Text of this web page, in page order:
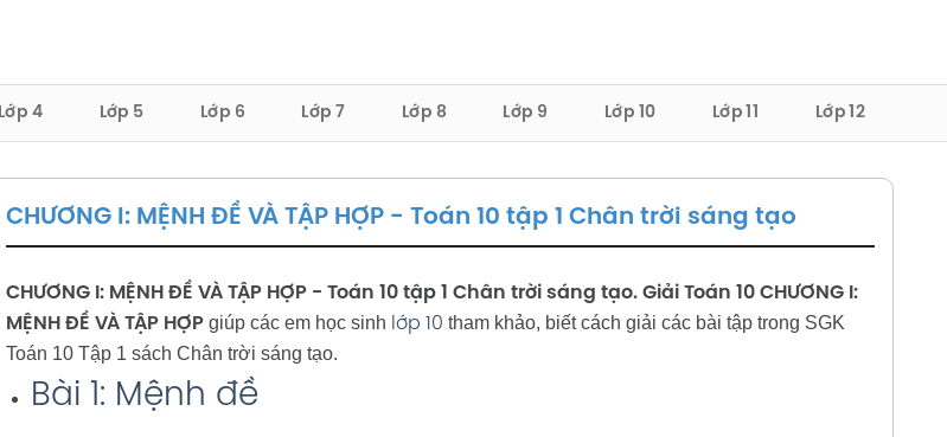
Lớp 4 Lớp 5 Lớp 6 Lớp 7 Lớp 8 Lớp 9 Lớp 10 Lớp 11 Lớp 12
CHƯƠNG I: MỆNH ĐỀ VÀ TẬP HỢP - Toán 10 tập 1 Chân trời sáng tạo
CHƯƠNG I: MỆNH ĐỀ VÀ TẬP HỢP - Toán 10 tập 1 Chân trời sáng tạo. Giải Toán 10 CHƯƠNG I:
MỆNH ĐỀ VÀ TẬP HỢP giúp các em học sinh lớp 10 tham khảo, biết cách giải các bài tập trong SGK
Toán 10 Tập 1 sách Chân trời sáng tạo.
Bài 1: Mệnh đề